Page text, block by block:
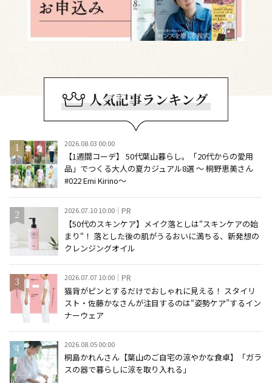
2026.08.03 00:00
【1週間コーデ】 50代葉山暮らし。「20代からの愛用
品」でつくる大人の夏カジュアル8選 ～ 桐野恵美さん
#022 Emi Kirino～
2026.07.10 10:00 PR
【50代のスキンケア】メイク落としは“スキンケアの始
まり“！ 落とした後の肌がうるおいに満ちる、新発想の
クレンジングオイル
2026.07.07 10:00 PR
猫背がピンとするだけでおしゃれに見える！ スタイリ
スト・佐藤かなさんが注目するのは“姿勢ケア”するイン
ナーウェア
2026.08.05 00:00
桐島かれんさん【葉山のご自宅の涼やかな食卓】「ガラ
スの器で暮らしに涼を取り入れる」